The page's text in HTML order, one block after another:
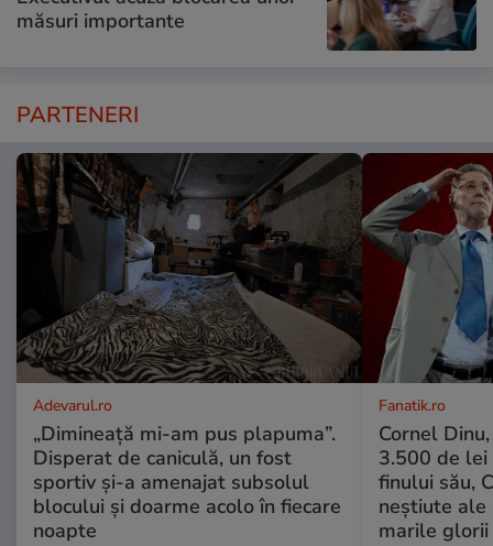
măsuri importante
PARTENERI
Adevarul.ro
„Dimineață mi-am pus plapuma”.
Disperat de caniculă, un fost
sportiv și-a amenajat subsolul
blocului și doarme acolo în fiecare
noapte
Fanatik.ro
Cornel
3.500 de lei
finului său,
neștiute
marile